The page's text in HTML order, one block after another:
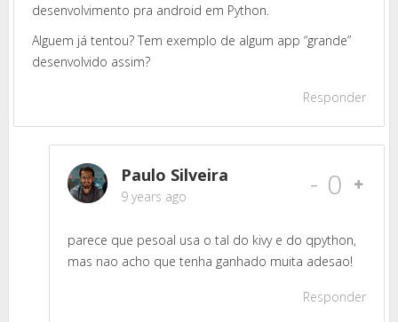
desenvolvimento pra android em Python.
Alguem já tentou? Tem exemplo de algum app “grande”
desenvolvido assim?
Responder
Paulo Silveira
9 years ago - 0
parece que pesoal usa o tal do kivy e do qpython,
mas nao acho que tenha ganhado muita adesao!
Responder